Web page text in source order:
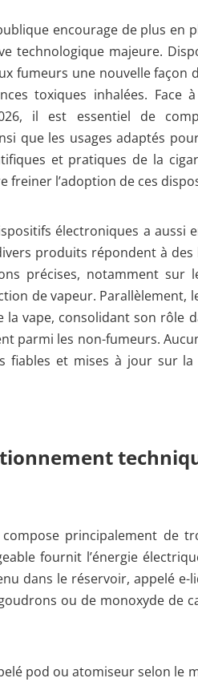
encourage de plus en
technologique majeure.
fumeurs une nouvelle
toxiques inhalées. Face
il est essentiel de
que les usages adaptés
et pratiques de la
freiner l’adoption de ces
électroniques a aussi
produits répondent à
précises, notamment
de vapeur.
la vape, consolidant son
parmi les non-fumeurs.
fiables et mises à jour sur
principalement de
fournit l’énergie
dans le réservoir, appelé
ou de monoxyde de
pod ou atomiseur selon le